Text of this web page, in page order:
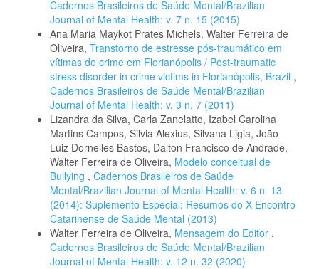
Cadernos Brasileiros de Saúde Mental/Brazilian
Journal of Mental Health: v. 7 n. 15 (2015)
Ana Maria Maykot Prates Michels, Walter Ferreira de
Oliveira, Transtorno de estresse pós-traumático em
vítimas de crime em Florianópolis / Post-traumatic
stress disorder in crime victims in Florianópolis, Brazil ,
Cadernos Brasileiros de Saúde Mental/Brazilian
Journal of Mental Health: v. 3 n. 7 (2011)
Lizandra da Silva, Carla Zanelatto, Izabel Carolina
Martins Campos, Silvia Alexius, Silvana Ligia, João
Luiz Dornelles Bastos, Dalton Francisco de Andrade,
Walter Ferreira de Oliveira, Modelo conceitual de
Bullying , Cadernos Brasileiros de Saúde
Mental/Brazilian Journal of Mental Health: v. 6 n. 13
(2014): Suplemento Especial: Resumos do X Encontro
Catarinense de Saúde Mental (2013)
Walter Ferreira de Oliveira, Mensagem do Editor ,
Cadernos Brasileiros de Saúde Mental/Brazilian
Journal of Mental Health: v. 12 n. 32 (2020)